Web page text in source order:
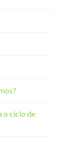
o ciclo de